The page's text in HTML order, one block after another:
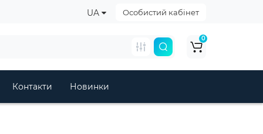
Особистий кабінет
UA
0
Контакти Новинки